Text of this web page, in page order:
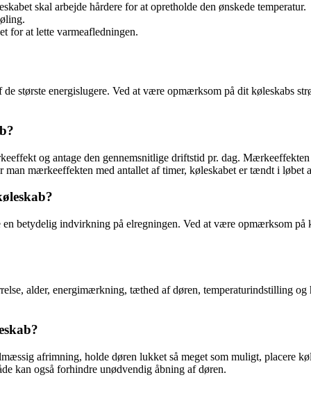
skal arbejde hårdere for at opretholde den ønskede temperatur.
for at lette varmeafledningen.
største energislugere. Ved at være opmærksom på dit køleskabs
og antage den gennemsnitlige driftstid pr. dag.
mærkeeffekten med antallet af timer, køleskabet er tændt i løbet
betydelig indvirkning på elregningen. Ved at være opmærksom
alder, energimærkning, tæthed af døren, temperaturindstilling
afrimning, holde døren lukket så meget som muligt, placere
kan også forhindre unødvendig åbning af døren.